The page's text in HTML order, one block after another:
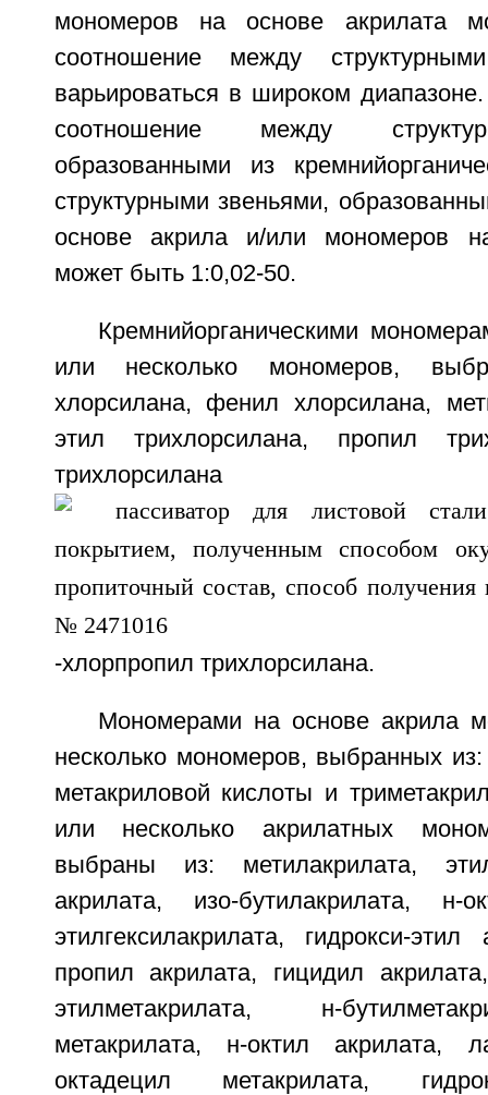
мономеров на основе акрилата
соотношение между
варьироваться в широком
соотношение между
образованными из
структурными звеньями,
основе акрила и/или мономеров
может быть 1:0,02-50.
Кремнийорганическими
или несколько мономеров,
хлорсилана, фенил хлорсилана,
этил трихлорсилана, пропил
-хлорпропил трихлорсилана.
Мономерами на основе акрила
несколько мономеров, выбранных
метакриловой кислоты и
или несколько акрилатных
выбраны из: метилакрилата,
акрилата, изо-бутилакрилата, н-
этилгексилакрилата, гидрокси-этил
пропил акрилата, гицидил
этилметакрилата, н-
метакрилата, н-октил акрилата,
октадецил метакрилата,